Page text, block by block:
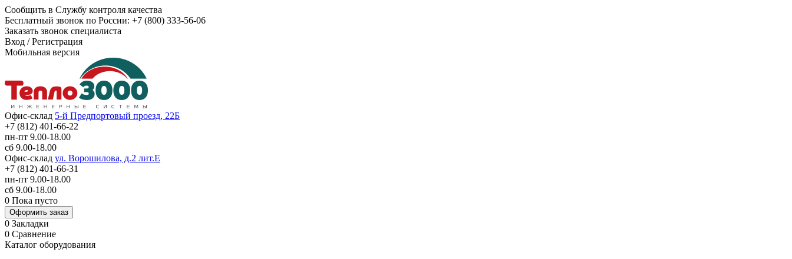
Сообщить в Службу контроля качества
Бесплатный звонок по России: +7 (800) 333-56-06
Заказать звонок специалиста
Вход /Регистрация
Мобильная версия
Офис-склад 5-й Предпортовый проезд, 22Б
+7 (812) 401-66-22
пн-пт 9.00-18.00
сб 9.00-18.00
Офис-склад ул. Ворошилова, д.2 лит.Е
+7 (812) 401-66-31
пн-пт 9.00-18.00
сб 9.00-18.00
0 Пока пусто
Оформить заказ
0 Закладки
0 Сравнение
Каталог оборудования